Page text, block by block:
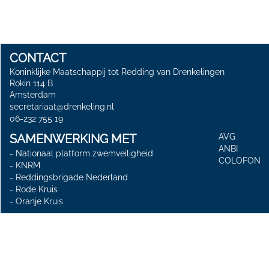
CONTACT
Koninklijke Maatschappij tot Redding van Drenkelingen
Rokin 114 B
Amsterdam
secretariaat@drenkeling.nl
06-232 755 19
SAMENWERKING MET
- Nationaal platform zwemveiligheid
- KNRM
- Reddingsbrigade Nederland
- Rode Kruis
- Oranje Kruis
AVG
ANBI
COLOFON